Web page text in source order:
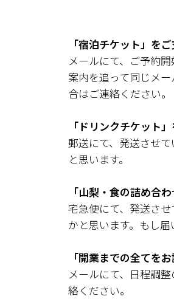
「宿泊チケット」を
メールにて、ご予約
案内を追って同じメ
合はご連絡ください。
「ドリンクチケット
郵送にて、発送させ
と思います。
「山梨・食の詰め合
宅急便にて、発送さ
かと思います。もし届
「開業までの全てを
メールにて、日程調
絡ください。